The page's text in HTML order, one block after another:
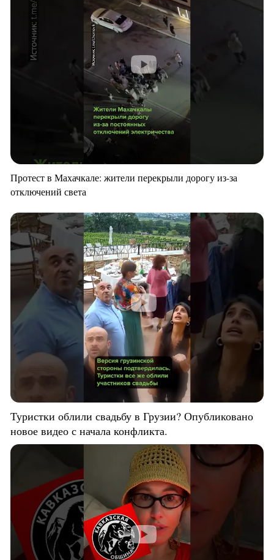
Протест в Махачкале: жители перекрыли дорогу из-за
отключений света
Туристки облили свадьбу в Грузии? Опубликовано
новое видео с начала конфликта.